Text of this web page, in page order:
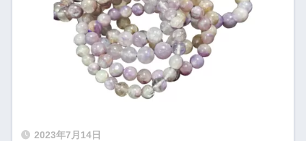
2023年7月14日